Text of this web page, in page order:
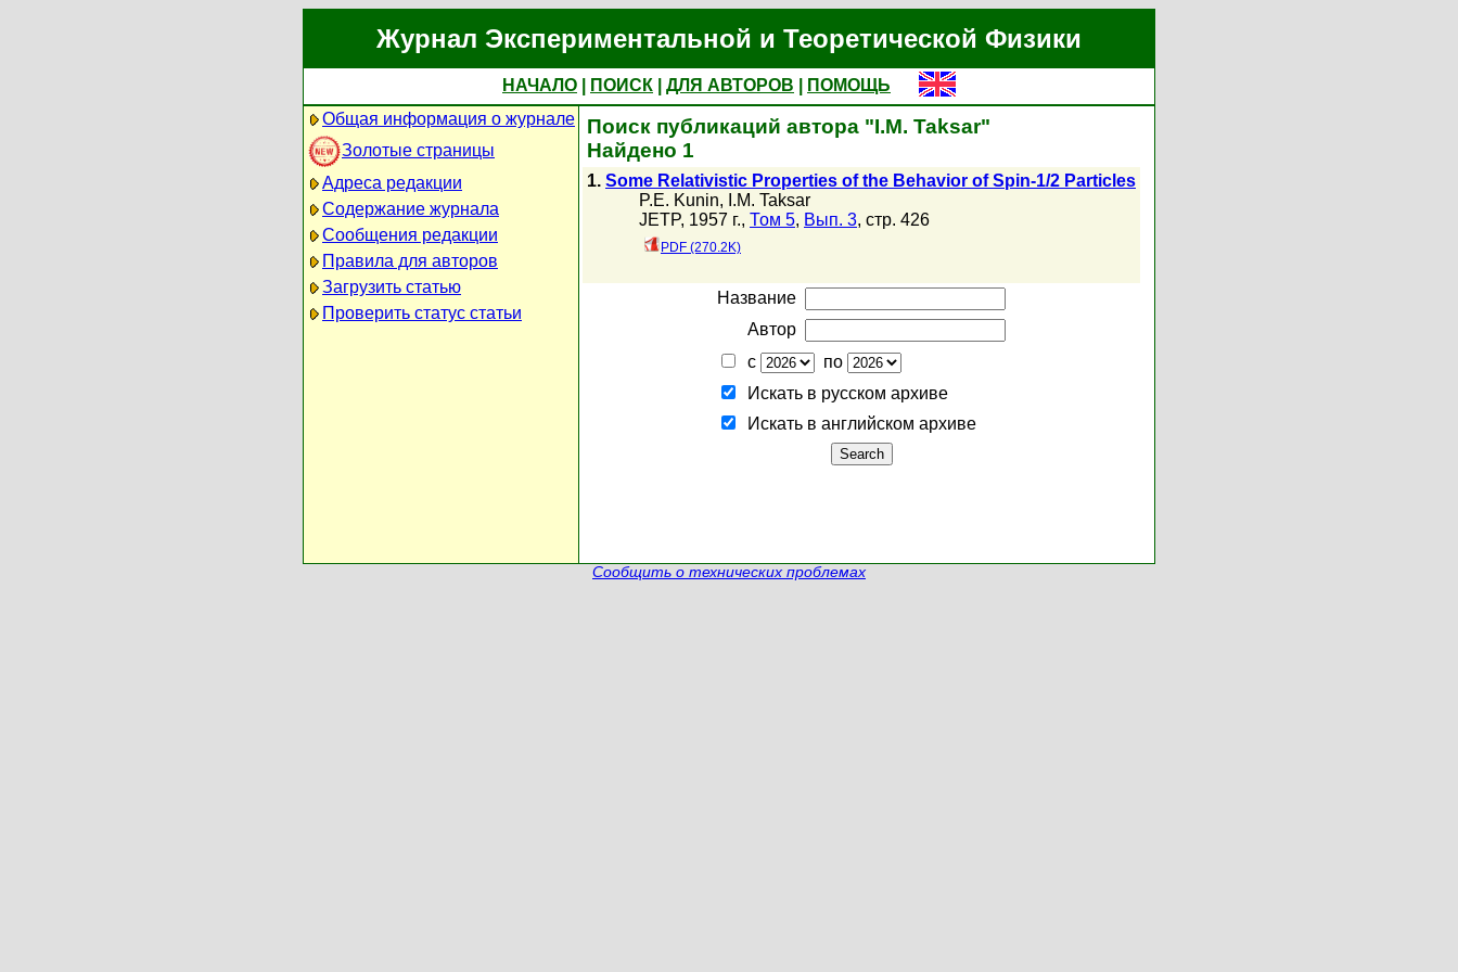
Журнал Экспериментальной и Теоретической Физики
НАЧАЛО ПОИСК ДЛЯ АВТОРОВ
ПОМОЩЬ
Общая информация о журнале
Золотые страницы
Адреса редакции
Содержание журнала
Сообщения редакции
Правила для авторов
Загрузить статью
Проверить статус статьи
Поиск публикаций автора "I.M. Taksar"
Найдено 1
1. Some Relativistic Properties of the Behavior of Spin-1/2 Particles
P.E. Kunin, I.M. Taksar
JETP, 1957 г., Том 5, Вып. 3, стр. 426
PDF (270.2K)
Название
Автор
с
по
Искать в русском архиве
Искать в английском архиве
Сообщить о технических проблемах